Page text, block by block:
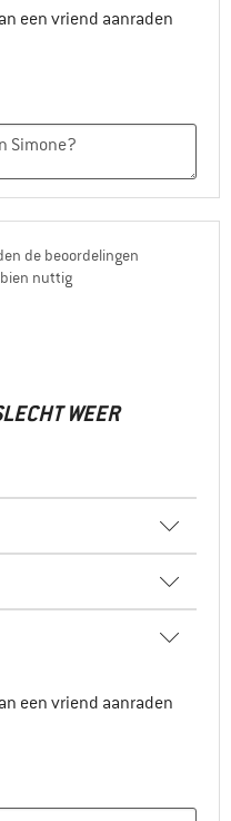
een vriend aanraden
de beoordelingen
nuttig
WEER
een vriend aanraden